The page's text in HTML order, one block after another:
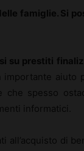
famiglie. Si
su prestiti
importante aiuto
spesso
informatici.
di